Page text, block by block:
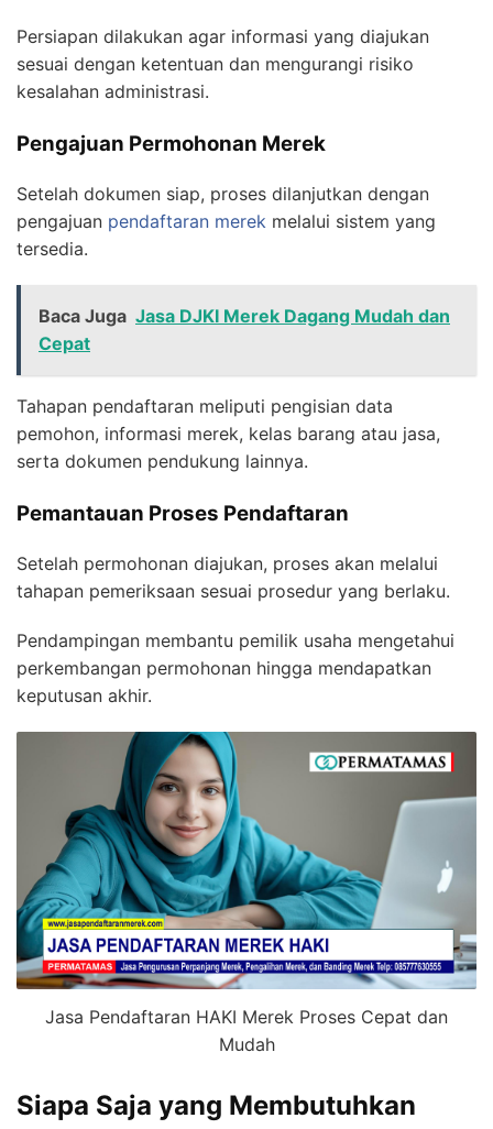
Persiapan dilakukan agar informasi yang diajukan
sesuai dengan ketentuan dan mengurangi risiko
kesalahan administrasi.
Pengajuan Permohonan Merek
Setelah dokumen siap, proses dilanjutkan dengan
pengajuan pendaftaran merek melalui sistem yang
tersedia.
Baca Juga Jasa DJKI Merek Dagang Mudah dan
Cepat
Tahapan pendaftaran meliputi pengisian data
pemohon, informasi merek, kelas barang atau jasa,
serta dokumen pendukung lainnya.
Pemantauan Proses Pendaftaran
Setelah permohonan diajukan, proses akan melalui
tahapan pemeriksaan sesuai prosedur yang berlaku.
Pendampingan membantu pemilik usaha mengetahui
perkembangan permohonan hingga mendapatkan
keputusan akhir.
Jasa Pendaftaran HAKI Merek Proses Cepat dan
Mudah
Siapa Saja yang Membutuhkan